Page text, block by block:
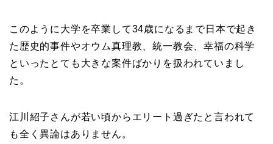
このように大学を卒業して34歳になるまで日本で起き
た歴史的事件やオウム真理教、統一教会、幸福の科学
といったとても大きな案件ばかりを扱われていまし
た。
江川紹子さんが若い頃からエリート過ぎたと言われて
も全く異論はありません。